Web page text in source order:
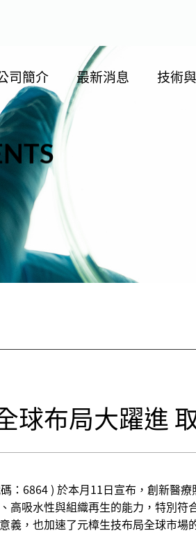
司簡介 最新消息 技術
球布局大躍進
：6864 ) 於本月11日宣布，創新醫
高吸水性與組織再生的能力，特別
義，也加速了元樟生技布局全球市場